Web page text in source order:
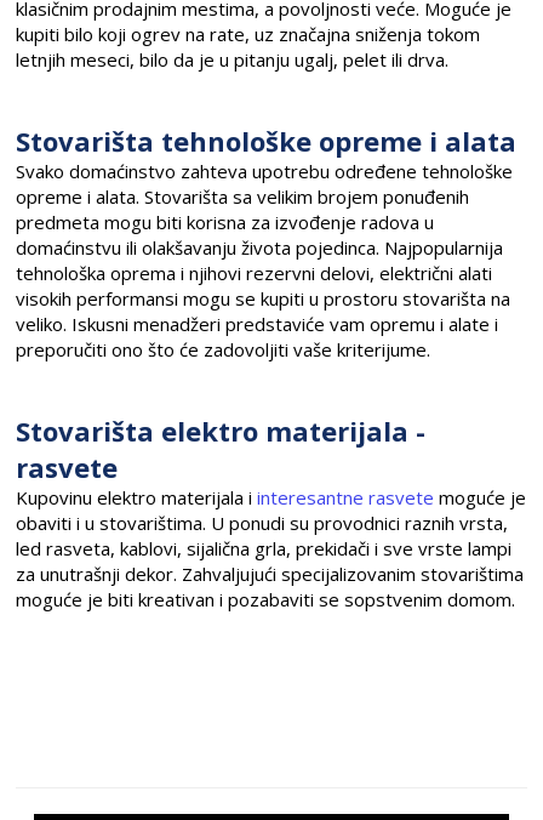
klasičnim prodajnim mestima, a povoljnosti veće. Moguće je
kupiti bilo koji ogrev na rate, uz značajna sniženja tokom
letnjih meseci, bilo da je u pitanju ugalj, pelet ili drva.
Stovarišta tehnološke opreme i alata
Svako domaćinstvo zahteva upotrebu određene tehnološke
opreme i alata. Stovarišta sa velikim brojem ponuđenih
predmeta mogu biti korisna za izvođenje radova u
domaćinstvu ili olakšavanju života pojedinca. Najpopularnija
tehnološka oprema i njihovi rezervni delovi, električni alati
visokih performansi mogu se kupiti u prostoru stovarišta na
veliko. Iskusni menadžeri predstaviće vam opremu i alate i
preporučiti ono što će zadovoljiti vaše kriterijume.
Stovarišta elektro materijala -
rasvete
Kupovinu elektro materijala iinteresantne rasvete moguće je
obaviti i u stovarištima. U ponudi su provodnici raznih vrsta,
led rasveta, kablovi, sijalična grla, prekidači i sve vrste lampi
za unutrašnji dekor. Zahvaljujući specijalizovanim stovarištima
moguće je biti kreativan i pozabaviti se sopstvenim domom.